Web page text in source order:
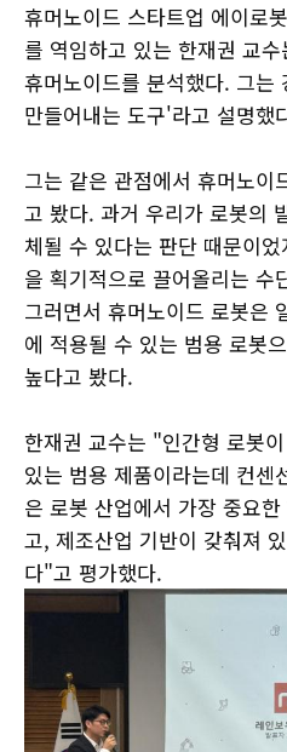
휴머노이드 스타트업 에이로
를 역임하고 있는 한재권 교
휴머노이드를 분석했다. 그는
만들어내는 도구'라고 설명했
그는 같은 관점에서 휴머노
고 봤다. 과거 우리가 로봇의
체될 수 있다는 판단 때문이
을 획기적으로 끌어올리는 수
그러면서 휴머노이드 로봇은
에 적용될 수 있는 범용 로봇
높다고 봤다.
한재권 교수는 "인간형 로봇
있는 범용 제품이라는데 컨
은 로봇 산업에서 가장 중요
고, 제조산업 기반이 갖춰져
다"고 평가했다.